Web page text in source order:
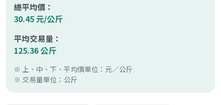
總平均價：
30.45 元/公斤
平均交易量：
125.36 公斤
※ 上、中、下、平均價單位：元／公斤
※ 交易量單位：公斤